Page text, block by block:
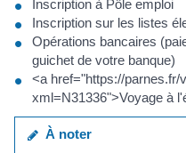
Inscription à Pôle emploi
Inscription sur les listes
Opérations bancaires
guichet de votre banque)
<a href="https://parnes.fr/
xml=N31336">Voyage à
À noter